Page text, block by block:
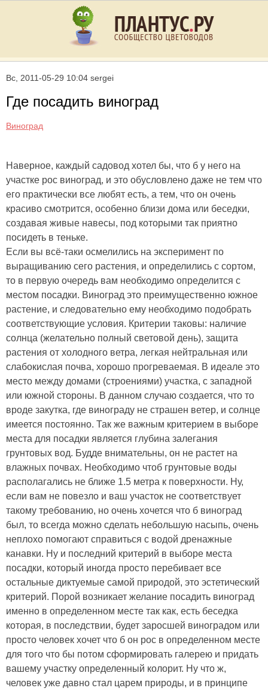
Вс, 2011-05-29 10:04 sergei
Где посадить виноград
Виноград
Наверное, каждый садовод хотел бы, что б у него на
участке рос виноград, и это обусловлено даже не тем что
его практически все любят есть, а тем, что он очень
красиво смотрится, особенно близи дома или беседки,
создавая живые навесы, под которыми так приятно
посидеть в теньке.
Если вы всё-таки осмелились на эксперимент по
выращиванию сего растения, и определились с сортом,
то в первую очередь вам необходимо определится с
местом посадки. Виноград это преимущественно южное
растение, и следовательно ему необходимо подобрать
соответствующие условия. Критерии таковы: наличие
солнца (желательно полный световой день), защита
растения от холодного ветра, легкая нейтральная или
слабокислая почва, хорошо прогреваемая. В идеале это
место между домами (строениями) участка, с западной
или южной стороны. В данном случаю создается, что то
вроде закутка, где винограду не страшен ветер, и солнце
имеется постоянно. Так же важным критерием в выборе
места для посадки является глубина залегания
грунтовых вод. Будде внимательны, он не растет на
влажных почвах. Необходимо чтоб грунтовые воды
располагались не ближе 1.5 метра к поверхности. Ну,
если вам не повезло и ваш участок не соответствует
такому требованию, но очень хочется что б виноград
был, то всегда можно сделать небольшую насыпь, очень
неплохо помогают справиться с водой дренажные
канавки. Ну и последний критерий в выборе места
посадки, который иногда просто перебивает все
остальные диктуемые самой природой, это эстетический
критерий. Порой возникает желание посадить виноград
именно в определенном месте так как, есть беседка
которая, в последствии, будет заросшей виноградом или
просто человек хочет что б он рос в определенном месте
для того что бы потом сформировать галерею и придать
вашему участку определенный колорит. Ну что ж,
человек уже давно стал царем природы, и в принципе